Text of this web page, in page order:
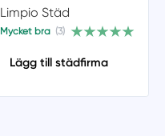
Limpio Städ
Mycket bra (3)
Lägg till städfirma